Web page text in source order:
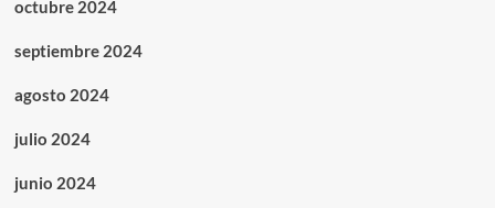
octubre 2024
septiembre 2024
agosto 2024
julio 2024
junio 2024